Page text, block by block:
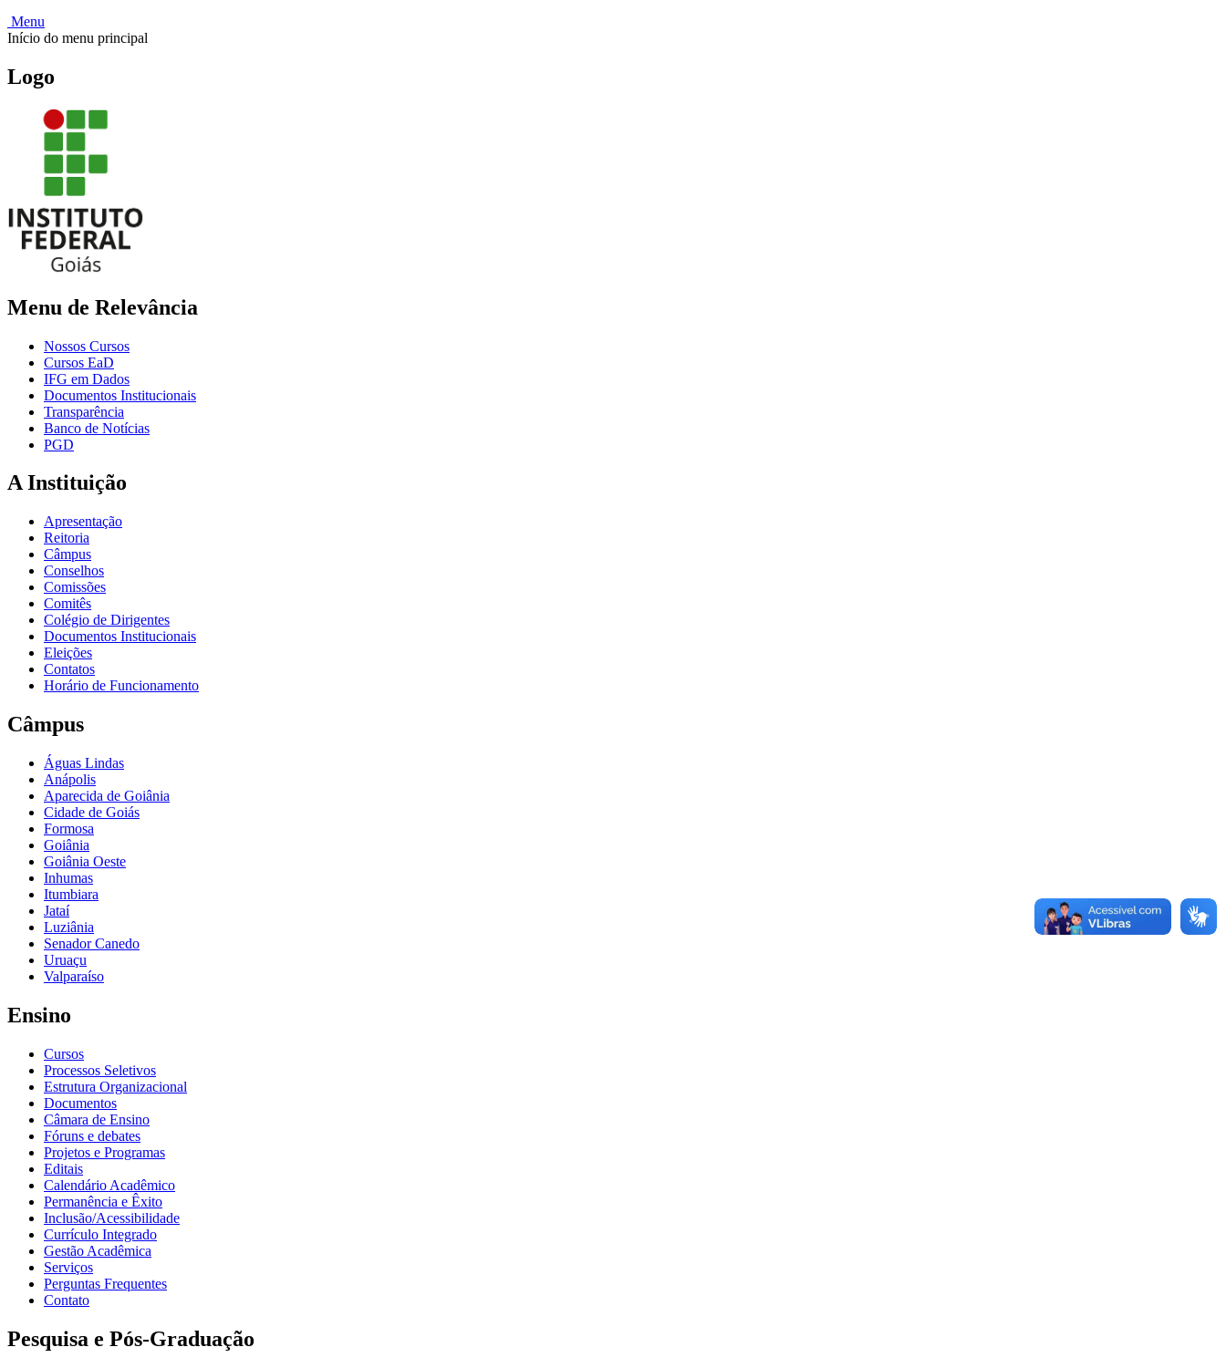
Menu
Início do menu principal
Logo
Menu de Relevância
Nossos Cursos
Cursos EaD
IFG em Dados
Documentos Institucionais
Transparência
Banco de Notícias
PGD
A Instituição
Apresentação
Reitoria
Câmpus
Conselhos
Comissões
Comitês
Colégio de Dirigentes
Documentos Institucionais
Eleições
Contatos
Horário de Funcionamento
Câmpus
Águas Lindas
Anápolis
Aparecida de Goiânia
Cidade de Goiás
Formosa
Goiânia
Goiânia Oeste
Inhumas
Itumbiara
Jataí
Luziânia
Senador Canedo
Uruaçu
Valparaíso
Ensino
Cursos
Processos Seletivos
Estrutura Organizacional
Documentos
Câmara de Ensino
Fóruns e debates
Projetos e Programas
Editais
Calendário Acadêmico
Permanência e Êxito
Inclusão/Acessibilidade
Currículo Integrado
Gestão Acadêmica
Serviços
Perguntas Frequentes
Contato
Pesquisa e Pós-Graduação